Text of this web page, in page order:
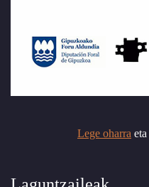
Lege oharra eta